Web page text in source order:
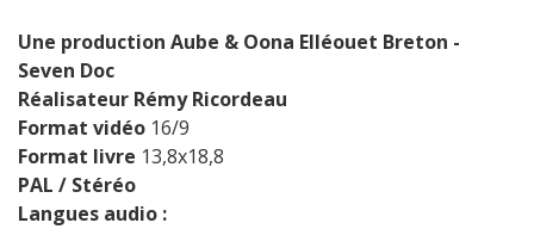
Une production Aube & Oona Elléouet Breton -
Seven Doc
Réalisateur Rémy Ricordeau
Format vidéo 16/9
Format livre 13,8x18,8
PAL / Stéréo
Langues audio :